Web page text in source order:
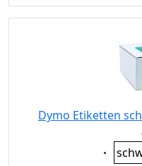
Dymo Etiketten